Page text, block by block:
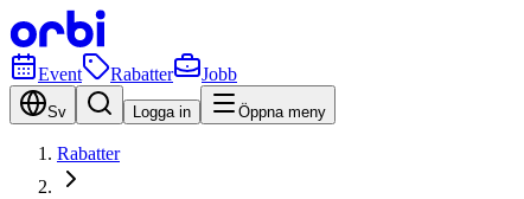
Event Rabatter Jobb
Sv Logga in Öppna meny
Rabatter